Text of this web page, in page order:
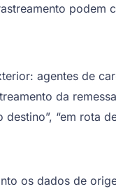
podem
agentes de
da
“em rota
os dados de